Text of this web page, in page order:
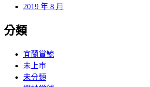
2019 年 8 月
分類
宜蘭賞鯨
未上市
未分類